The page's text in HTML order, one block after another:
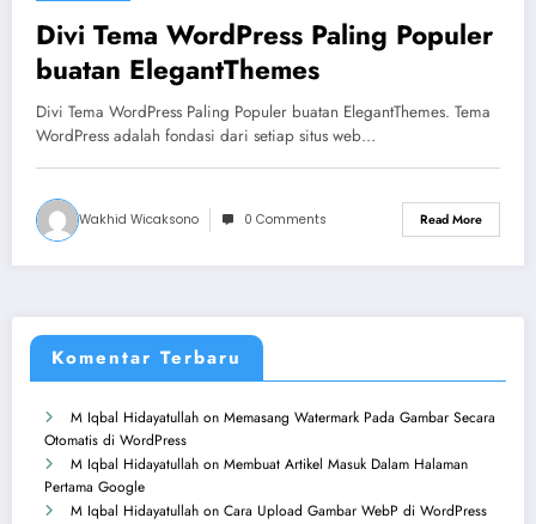
Divi Tema WordPress Paling Populer
buatan ElegantThemes
Divi Tema WordPress Paling Populer buatan ElegantThemes. Tema
WordPress adalah fondasi dari setiap situs web…
Wakhid Wicaksono 0 Comments Read More
Komentar Terbaru
M Iqbal Hidayatullah on Memasang Watermark Pada Gambar Secara
Otomatis di WordPress
M Iqbal Hidayatullah on Membuat Artikel Masuk Dalam Halaman
Pertama Google
M Iqbal Hidayatullah on Cara Upload Gambar WebP di WordPress